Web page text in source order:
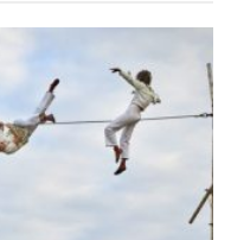
čempionatas
Panevėžys švęs 523-